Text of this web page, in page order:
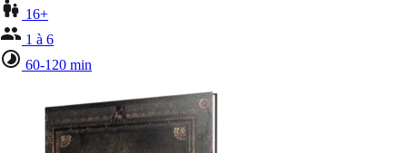
16+
1 à 6
60-120 min